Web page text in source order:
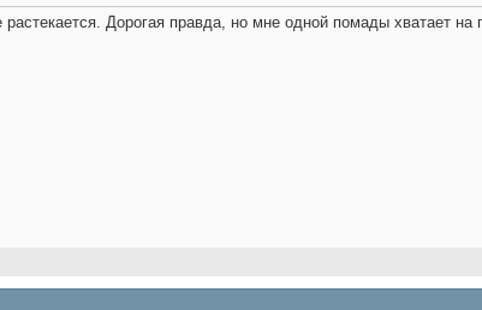
Дорогая правда, но мне одной помады хватает на